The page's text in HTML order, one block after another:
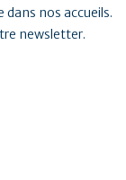
nos accueils.
newsletter.